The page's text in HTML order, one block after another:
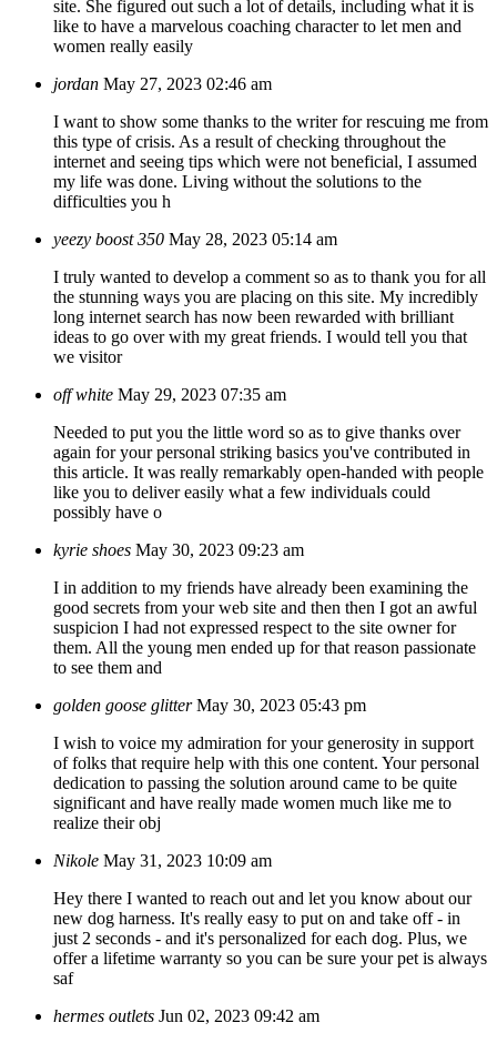
site. She figured out such a lot of details, including what it is
like to have a marvelous coaching character to let men and
women really easily
jordan May 27, 2023 02:46 am
I want to show some thanks to the writer for rescuing me from
this type of crisis. As a result of checking throughout the
internet and seeing tips which were not beneficial, I assumed
my life was done. Living without the solutions to the
difficulties you h
yeezy boost 350 May 28, 2023 05:14 am
I truly wanted to develop a comment so as to thank you for all
the stunning ways you are placing on this site. My incredibly
long internet search has now been rewarded with brilliant
ideas to go over with my great friends. I would tell you that
we visitor
off white May 29, 2023 07:35 am
Needed to put you the little word so as to give thanks over
again for your personal striking basics you've contributed in
this article. It was really remarkably open-handed with people
like you to deliver easily what a few individuals could
possibly have o
kyrie shoes May 30, 2023 09:23 am
I in addition to my friends have already been examining the
good secrets from your web site and then then I got an awful
suspicion I had not expressed respect to the site owner for
them. All the young men ended up for that reason passionate
to see them and
golden goose glitter May 30, 2023 05:43 pm
I wish to voice my admiration for your generosity in support
of folks that require help with this one content. Your personal
dedication to passing the solution around came to be quite
significant and have really made women much like me to
realize their obj
Nikole May 31, 2023 10:09 am
Hey there I wanted to reach out and let you know about our
new dog harness. It's really easy to put on and take off - in
just 2 seconds - and it's personalized for each dog. Plus, we
offer a lifetime warranty so you can be sure your pet is always
saf
hermes outlets Jun 02, 2023 09:42 am